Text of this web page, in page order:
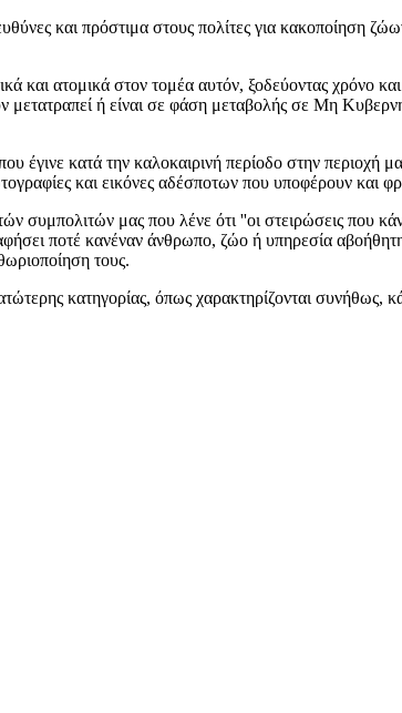
και πρόστιμα στους πολίτες για κακοποίηση
ατομικά στον τομέα αυτόν, ξοδεύοντας χρόνο
μετατραπεί ή είναι σε φάση μεταβολής σε Μη
κατά την καλοκαιρινή περίοδο στην περιοχή μας,
και εικόνες αδέσποτων που υποφέρουν και
μας που λένε ότι ''οι στειρώσεις που
ποτέ κανέναν άνθρωπο, ζώο ή υπηρεσία
τους.
κατηγορίας, όπως χαρακτηρίζονται συνήθως,